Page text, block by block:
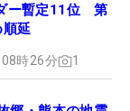
ー暫定11位 第
順延
時26分 1